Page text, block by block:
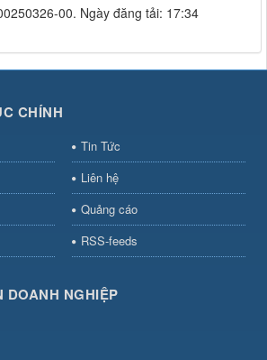
00. Ngày đăng tải: 17:34
CHÍNH
Tin Tức
Liên hệ
Quảng cáo
RSS-feeds
DOANH NGHIỆP